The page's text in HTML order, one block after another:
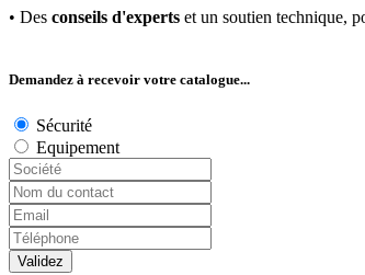
• Des conseils d'experts et un soutien technique,
Demandez à recevoir votre catalogue...
Sécurité
Equipement
Validez